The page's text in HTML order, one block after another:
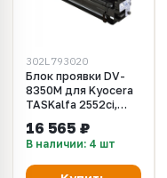
302L793020
Блок проявки DV-
8350M для Kyocera
TASKalfa 2552ci,
(302L793020,
302L793021,
302L793022,
16 565 ₽
В наличии: 4 шт